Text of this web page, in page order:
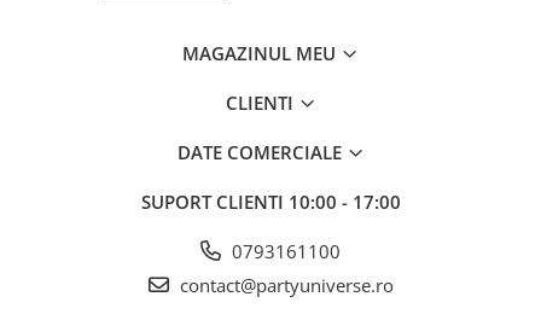
MAGAZINUL MEU
CLIENTI
DATE COMERCIALE
SUPORT CLIENTI 10:00 - 17:00
0793161100
contact@partyuniverse.ro